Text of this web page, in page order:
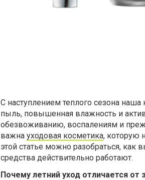
С наступлением теплого сезона
пыль, повышенная влажность и
обезвоживанию, воспалениям и
важна уходовая косметика, которую
этой статье можно разобраться, как
средства действительно работают.
Почему летний уход отличается от